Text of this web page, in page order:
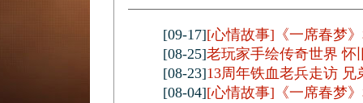
[09-17][心情故事]《一席春梦
[08-25]老玩家手绘传奇世界 怀
[08-23]13周年铁血老兵走访 兄
[08-04][心情故事]《一席春梦